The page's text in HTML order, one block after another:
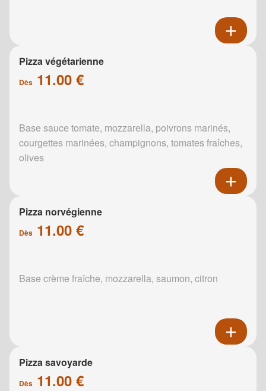
Pizza végétarienne
Dès 11.00 €
Base sauce tomate, mozzarella, poivrons marinés,
courgettes marinées, champignons, tomates fraîches,
olives
Pizza norvégienne
Dès 11.00 €
Base crème fraîche, mozzarella, saumon, citron
Pizza savoyarde
Dès 11.00 €